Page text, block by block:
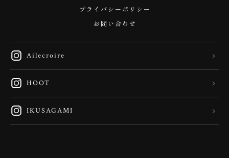
プライバシーポリシー
お問い合わせ
Ailecroire
HOOT
IKUSAGAMI